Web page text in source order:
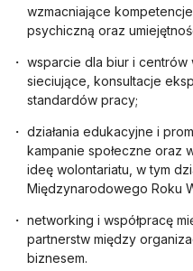
wzmacniające
psychiczną oraz
wsparcie dla biur i centrów
sieciujące, konsultacje
standardów pracy;
działania edukacyjne i
kampanie społeczne oraz
ideę wolontariatu, w tym
Międzynarodowego Roku
networking i współpracę
partnerstw między
biznesem.